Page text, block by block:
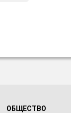
ОБЩЕСТВО